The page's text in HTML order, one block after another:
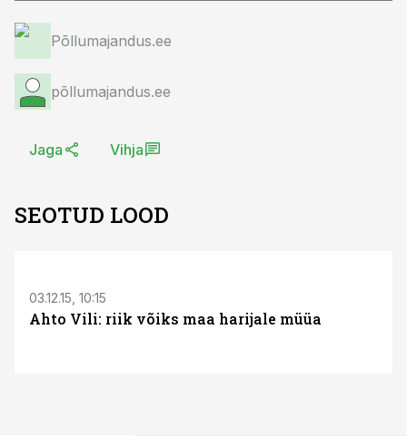
Põllumajandus.ee
põllumajandus.ee
Jaga Vihja
SEOTUD LOOD
03.12.15, 10:15
Ahto Vili: riik võiks maa harijale müüa